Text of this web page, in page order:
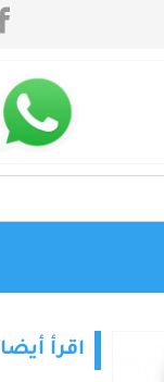
اقرأ أيضا